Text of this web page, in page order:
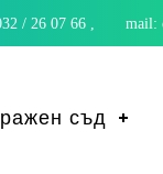
/ 26 07 66 , mail:
съд